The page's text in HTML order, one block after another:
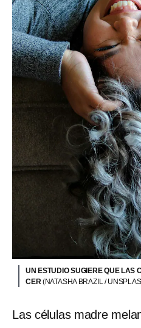
UN ESTUDIO SUGIERE QUE LAS
CER(NATASHA BRAZIL /
Las células madre